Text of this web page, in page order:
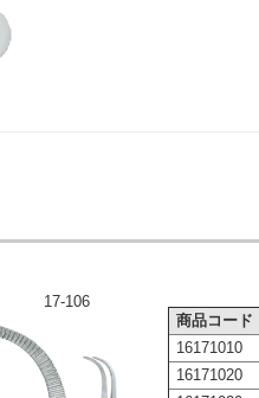
17-106
商品コード
16171010
16171020